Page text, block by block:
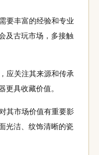
要丰富的经验和专业
及古玩市场，多接触
应关注其来源和传承
更具收藏价值。
其市场价值有重要影
光洁、纹饰清晰的瓷